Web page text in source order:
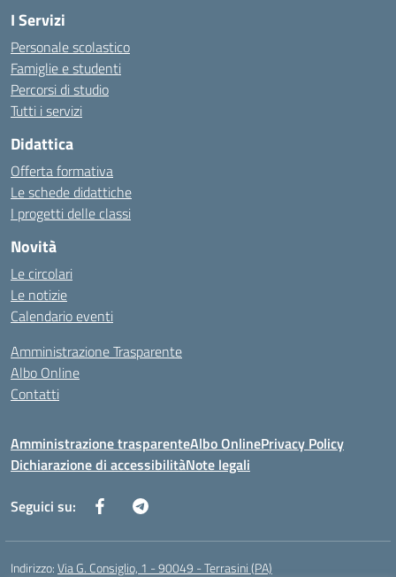
I Servizi
Personale scolastico
Famiglie e studenti
Percorsi di studio
Tutti i servizi
Didattica
Offerta formativa
Le schede didattiche
I progetti delle classi
Novità
Le circolari
Le notizie
Calendario eventi
Amministrazione Trasparente
Albo Online
Contatti
Amministrazione trasparenteAlbo OnlinePrivacy Policy
Dichiarazione di accessibilitàNote legali
Seguici su:
Indirizzo:Via G. Consiglio, 1 - 90049 - Terrasini (PA)